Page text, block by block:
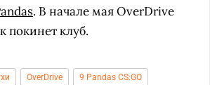
. В начале мая OverDrive
покинет клуб.
OverDrive 9 Pandas CS:GO